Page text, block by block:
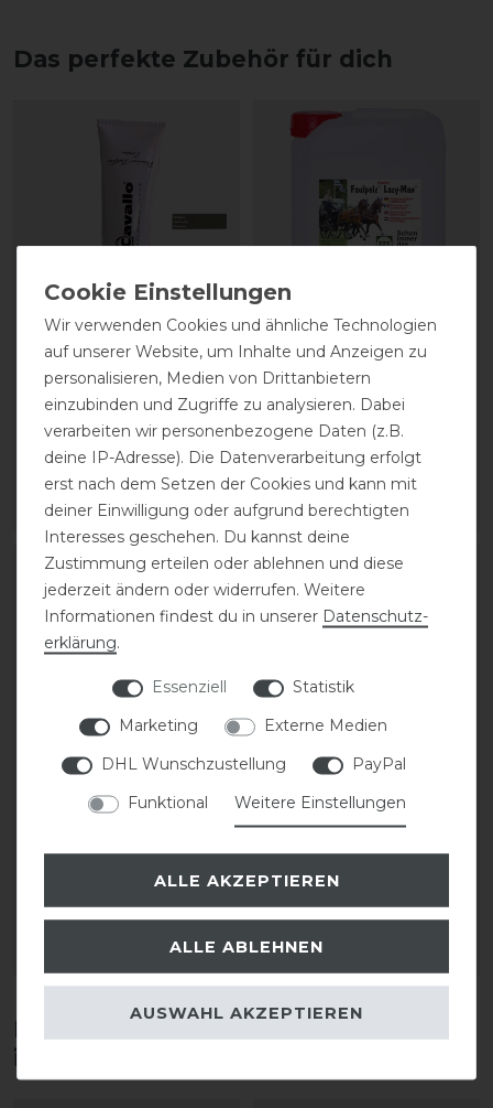
Das perfekte Zubehör für dich
CAVALLO Care Creme
Schuhcreme 75 ml
9,90 € *
ARTIKEL MERKEN
Stassek Equifix Faulpelz
Lederpflege easy-care
43,80 € *
ARTIKEL MERKEN
Stassek Equifix Faulpelz
0.75 Liter | 23,87 € / Liter
ARTIKEL MERKEN
CAVALLO Care Creme
9,90 € *
0.075 Liter | 132,00 € / Liter
ARTIKEL MERKEN
Diese Produkte könnten dich auch
interessieren
Wir verwenden Cookies und ähnliche Technologien
auf unserer Website, um Inhalte und Anzeigen zu
personalisieren, Medien von Drittanbietern
einzubinden und Zugriffe zu analysieren. Dabei
verarbeiten wir personenbezogene Daten (z.B.
deine IP-Adresse). Die Datenverarbeitung erfolgt
erst nach dem Setzen der Cookies und kann mit
deiner Einwilligung oder aufgrund berechtigten
Interesses geschehen. Du kannst deine
Zustimmung erteilen oder ablehnen und diese
jederzeit ändern oder widerrufen. Weitere
Informationen findest du in unserer Daten­schutz­
erklärung.
Essenziell
Statistik
Marketing
Externe Medien
DHL Wunschzustellung
PayPal
Funktional
Weitere Einstellungen
ALLE AKZEPTIEREN
ALLE ABLEHNEN
AUSWAHL AKZEPTIEREN